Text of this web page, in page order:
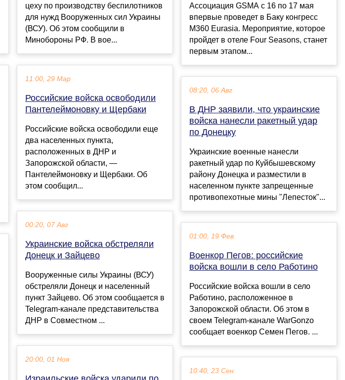
цеху по производству беспилотников
для нужд Вооруженных сил Украины
(ВСУ). Об этом сообщили в
Минобороны РФ. В вое...
11:00, 29 Мар
Российские войска освободили
Пантелеймоновку и Щербаки
Российские войска освободили еще
два населенных пункта,
расположенных в ДНР и
Запорожской области, —
Пантелеймоновку и Щербаки. Об
этом сообщил...
00:20, 07 Авг
Украинские войска обстреляли
Донецк и Зайцево
Вооруженные силы Украины (ВСУ)
обстреляли Донецк и населенный
пункт Зайцево. Об этом сообщается в
Telegram-канале представительства
ДНР в Совместном ...
20:00, 01 Ноя
Ассоциация GSMA с 16 по 17 мая
впервые проведет в Баку конгресс
M360 Eurasia. Мероприятие, которое
пройдет в отеле Four Seasons, станет
первым этапом...
08:20, 06 Авг
В ДНР заявили, что украинские
войска нанесли ракетный удар
по Донецку
Украинские военные нанесли
ракетный удар по Куйбышевскому
району Донецка и разместили в
населенном пункте запрещенные
противопехотные мины "Лепесток"...
01:00, 19 Фев
Военкор Пегов: российские
войска вошли в село Работино
Российские войска вошли в село
Работино, расположенное в
Запорожской области. Об этом в
своем Telegram-канале WarGonzo
сообщает военкор Семен Пегов. ...
10:40, 23 Сен